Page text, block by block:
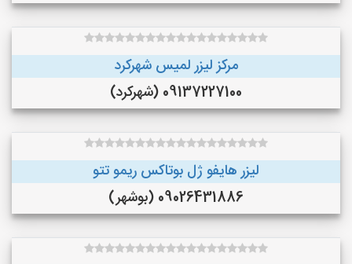
مرکز لیزر لمیس شهرکرد
09137227100 (شهرکرد)
لیزر هایفو ژل بوتاکس ریمو تتو
09026431886 (بوشهر)